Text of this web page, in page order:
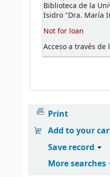
Biblioteca de la
Isidro "Dra. María
Not for loan
Acceso a través
Print
Add to your
Save record
More searches